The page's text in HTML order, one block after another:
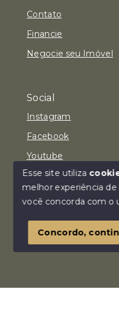
Olá!
Contato
Financie
Negocie seu Imóvel
Social
Instagram
Facebook
Youtube
© Copyright 2026 -
SITE PARA IMOBILIARIA
Esse site utiliza
melhor experiência
você concorda com o
Concordo,